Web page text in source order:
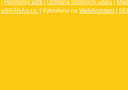
Podmínky užití Ochrana osobních údajů
eBRÁNA s.r.o. | Vytvořeno na WebArchitect|